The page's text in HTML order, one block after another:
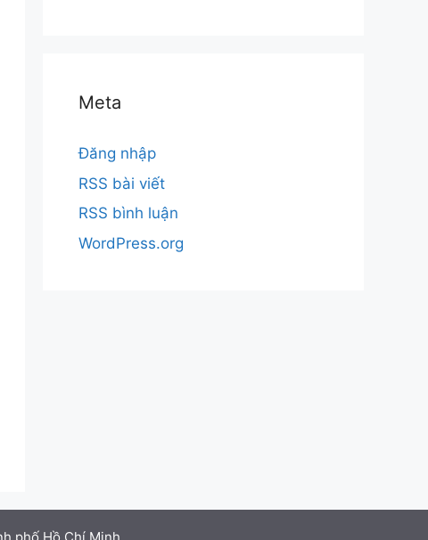
Meta
Đăng nhập
RSS bài viết
RSS bình luận
WordPress.org
phố Hồ Chí Minh